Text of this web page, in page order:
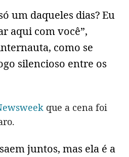
um daqueles dias? Eu
aqui com você”,
como se
silencioso entre os
que a cena foi
juntos, mas ela é a